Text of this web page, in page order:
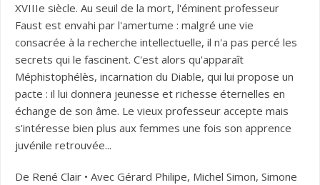
XVIIIe siècle. Au seuil de la mort, l'éminent professeur
Faust est envahi par l'amertume : malgré une vie
consacrée à la recherche intellectuelle, il n'a pas percé les
secrets qui le fascinent. C'est alors qu'apparaît
Méphistophélès, incarnation du Diable, qui lui propose un
pacte : il lui donnera jeunesse et richesse éternelles en
échange de son âme. Le vieux professeur accepte mais
s'intéresse bien plus aux femmes une fois son apprence
juvénile retrouvée...
De René Clair • Avec Gérard Philipe, Michel Simon, Simone